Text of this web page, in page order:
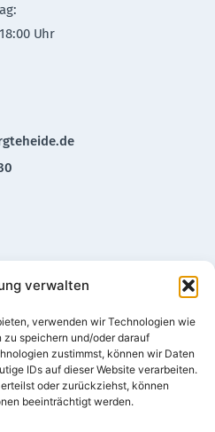
verwalten
verwenden wir Technologien wie
speichern und/oder darauf
zustimmst, können wir Daten
IDs auf dieser Website verarbeiten.
oder zurückziehst, können
beeinträchtigt werden.
Uhr